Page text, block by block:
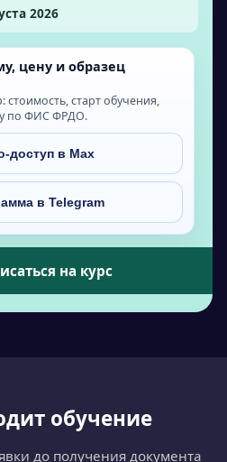
2026
цену и образец
старт обучения,
по ФИС ФРДО.
доступ в Max
в Telegram
на курс
обучение
до получения документа